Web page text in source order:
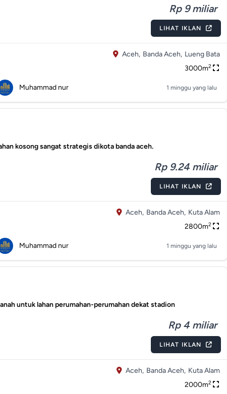
Rp 9 miliar
LIHAT IKLAN
Aceh, Banda Aceh, Lueng Bata
3000m2
Muhammad nur 1 minggu yang lalu
kosong sangat strategis dikota banda aceh.
Rp 9.24 miliar
LIHAT IKLAN
Aceh, Banda Aceh, Kuta Alam
2800m2
Muhammad nur 1 minggu yang lalu
untuk lahan perumahan-perumahan dekat stadion
Rp 4 miliar
LIHAT IKLAN
Aceh, Banda Aceh, Kuta Alam
2000m2